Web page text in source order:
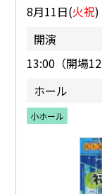
8月11日(火祝)
開演
13:00（開場
ホール
小ホール